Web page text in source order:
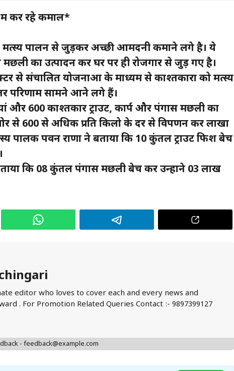
में कर रहे कमाल*
पालन से जुड़कर अच्छी आमदनी कमाने लगे है। ये
का उत्पादन कर घर पर ही रोजगार से जुड़ गए है।
से संचालित योजनाओं के माध्यम से काश्तकारों को मत्स्य
परिणाम सामने आने लगे हैं।
और 600 काश्तकार ट्राउट, कार्प और पंगास मछली का
से 600 से अधिक प्रति किलो के दर से विपणन कर लाखों
पालक पवन राणा ने बताया कि 10 कुंतल ट्राउट फिश बेच
कि 08 कुंतल पंगास मछली बेच कर उन्होंने 03 लाख
editor who loves to cover each and every news and
. For Promotion Related Queries Contact :- 9897399127
- feedback@example.com